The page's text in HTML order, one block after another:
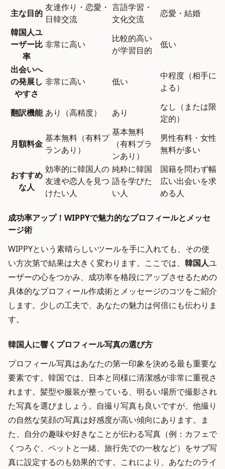
主な目的
友達作り・恋愛・
日韓交流
言語学習・
文化交流
恋愛・結婚
韓国人ユ
ーザー比
率
非常に高い
比較的高い
が学習目的
低い
出会いへ
の発展し
やすさ
非常に高い 低い
中程度（相手に
よる）
翻訳機能 あり（高精度） あり
なし（または限
定的）
月額料金
基本無料（有料プ
ランあり）
基本無料
（有料プラ
ンあり）
男性有料・女性
無料が多い
おすすめ
な人
効率的に韓国人の
友達や恋人を見つ
けたい人
純粋に韓国
語を学びた
い人
国籍を問わず幅
広い出会いを求
める人
成功率アップ！WIPPYで魅力的なプロフィールとメッセ
ージ術
WIPPYという素晴らしいツールを手に入れても、その使
い方次第で結果は大きく変わります。ここでは、 韓国人ユ
ーザーの心をつかみ、成功率を格段にアップさせるための
具体的なプロフィール作成術とメッセージのコツをご紹介
します。少しの工夫で、あなたの魅力は何倍にも伝わりま
す。
韓国人に響くプロフィール写真の選び方
プロフィール写真はあなたの第一印象を決める最も重要な
要素です。韓国では、日本と同様に清潔感が非常に重視さ
れます。髪型や服装が整っている、明るい場所で撮影され
た写真を選びましょう。自撮り写真も良いですが、他撮り
の自然な笑顔の写真は好感度が高い傾向にあります。ま
た、自分の趣味や好きなことが伝わる写真（例：カフェで
くつろぐ、ペットと一緒、旅行先での一枚など）をサブ写
真に設定するのも効果的です。これにより、あなたのライ